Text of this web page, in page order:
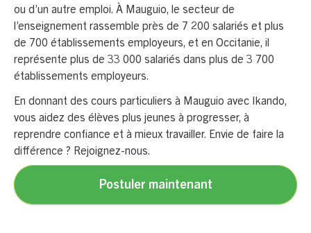
ou d’un autre emploi. À Mauguio, le secteur de
l’enseignement rassemble près de 7 200 salariés et plus
de 700 établissements employeurs, et en Occitanie, il
représente plus de 33 000 salariés dans plus de 3 700
établissements employeurs.
En donnant des cours particuliers à Mauguio avec Ikando,
vous aidez des élèves plus jeunes à progresser, à
reprendre confiance et à mieux travailler. Envie de faire la
différence ? Rejoignez-nous.
Postuler maintenant